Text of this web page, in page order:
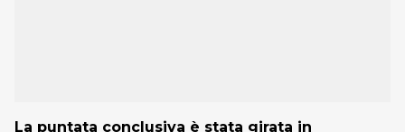
La puntata conclusiva è stata girata in